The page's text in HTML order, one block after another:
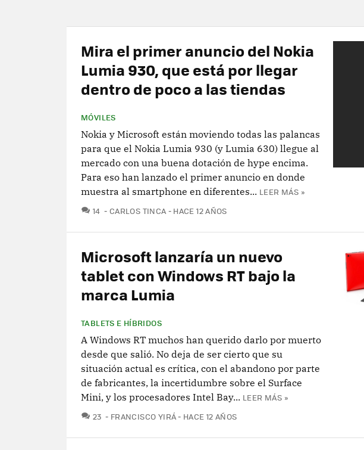
Mira el primer anuncio del Nokia
Lumia 930, que está por llegar
dentro de poco a las tiendas
MÓVILES
Nokia y Microsoft están moviendo todas las palancas
para que el Nokia Lumia 930 (y Lumia 630) llegue al
mercado con una buena dotación de hype encima.
Para eso han lanzado el primer anuncio en donde
muestra al smartphone en diferentes... LEER MÁS »
14 COMENTARIOS
CARLOS TINCA HACE 12 AÑOS
Microsoft lanzaría un nuevo
tablet con Windows RT bajo la
marca Lumia
TABLETS E HÍBRIDOS
A Windows RT muchos han querido darlo por muerto
desde que salió. No deja de ser cierto que su
situación actual es crítica, con el abandono por parte
de fabricantes, la incertidumbre sobre el Surface
Mini, y los procesadores Intel Bay... LEER MÁS »
23 COMENTARIOS
FRANCISCO YIRÁ HACE 12 AÑOS